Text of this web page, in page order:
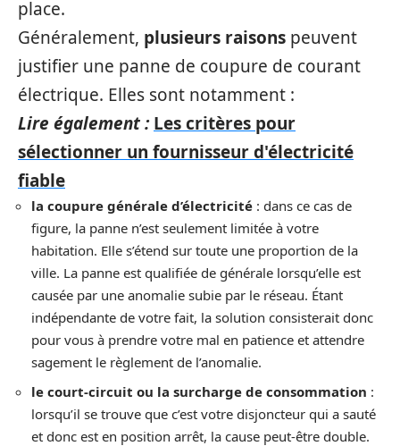
place.
Généralement, plusieurs raisons peuvent
justifier une panne de coupure de courant
électrique. Elles sont notamment :
Lire également : Les critères pour
sélectionner un fournisseur d'électricité
fiable
la coupure générale d’électricité : dans ce cas de
figure, la panne n’est seulement limitée à votre
habitation. Elle s’étend sur toute une proportion de la
ville. La panne est qualifiée de générale lorsqu’elle est
causée par une anomalie subie par le réseau. Étant
indépendante de votre fait, la solution consisterait donc
pour vous à prendre votre mal en patience et attendre
sagement le règlement de l’anomalie.
le court-circuit ou la surcharge de consommation :
lorsqu’il se trouve que c’est votre disjoncteur qui a sauté
et donc est en position arrêt, la cause peut-être double.